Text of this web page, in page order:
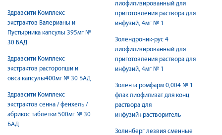
Здравсити Комплекс
экстрактов Валерианы и
Пустырника капсулы 395мг №
30 БАД
Здравсити Комплекс
экстрактов расторопши и
овса капсулы400мг № 30 БАД
Здравсити Комплекс
экстрактов сенна / фенхель /
абрикос таблетки 500мг № 30
БАД
лиофилизированный для
приготовления раствора для
инфузий, 4мг № 1
Золендроник-рус 4
лиофилизированный для
приготовления раствора для
инфузий, 4мг № 1
Золента ромфарм 0,004 № 1
флак лиофилизат для конц
раствора для
инфузий+растворитель
Золинберг лезвия сменные